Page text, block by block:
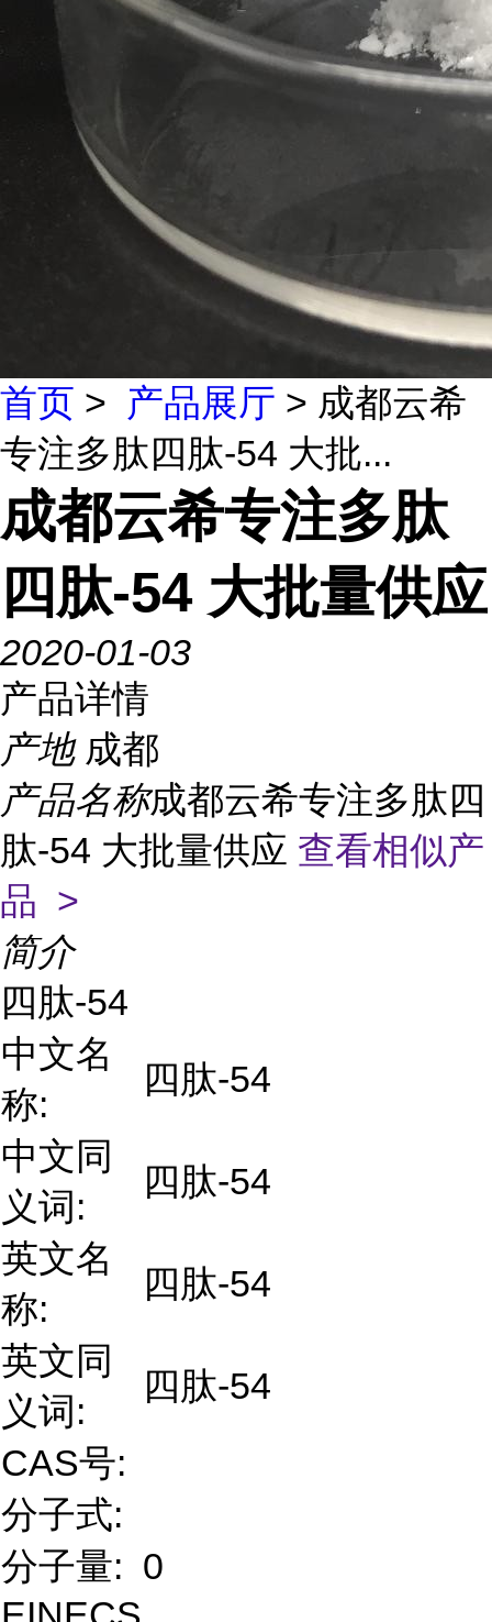
首页 > 产品展厅 > 成都云希
专注多肽四肽-54 大批...
成都云希专注多肽
四肽-54 大批量供应
2020-01-03
产品详情
产地 成都
产品名称成都云希专注多肽四
肽-54 大批量供应 查看相似产
品 >
简介
四肽-54
中文名
称:
四肽-54
中文同
义词:
四肽-54
英文名
称:
四肽-54
英文同
义词:
四肽-54
CAS号:
分子式:
分子量: 0